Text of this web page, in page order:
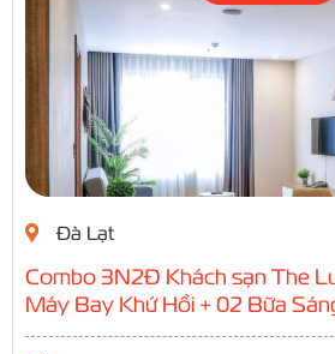
Đà Lạt
Combo 3N2Đ Khách sạn The
Máy Bay Khứ Hồi + 02 Bữa